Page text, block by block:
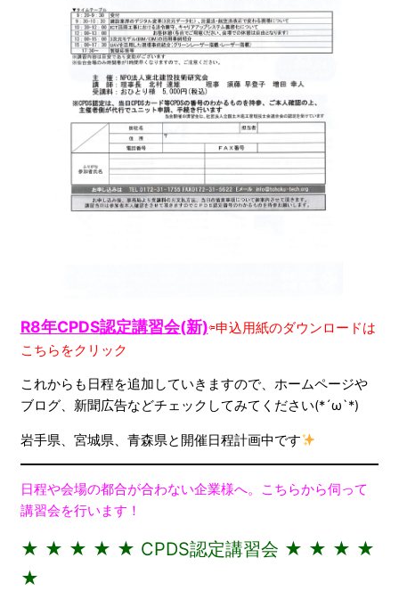
R8年CPDS認定講習会(新)⇦申込用紙のダウンロードは
こちらをクリック
これからも日程を追加していきますので、ホームページや
ブログ、新聞広告などチェックしてみてください(*´ω`*)
岩手県、宮城県、青森県と開催日程計画中です
日程や会場の都合が合わない企業様へ。こちらから伺って
講習会を行います！
★ ★ ★ ★ ★ CPDS認定講習会 ★ ★ ★ ★
★